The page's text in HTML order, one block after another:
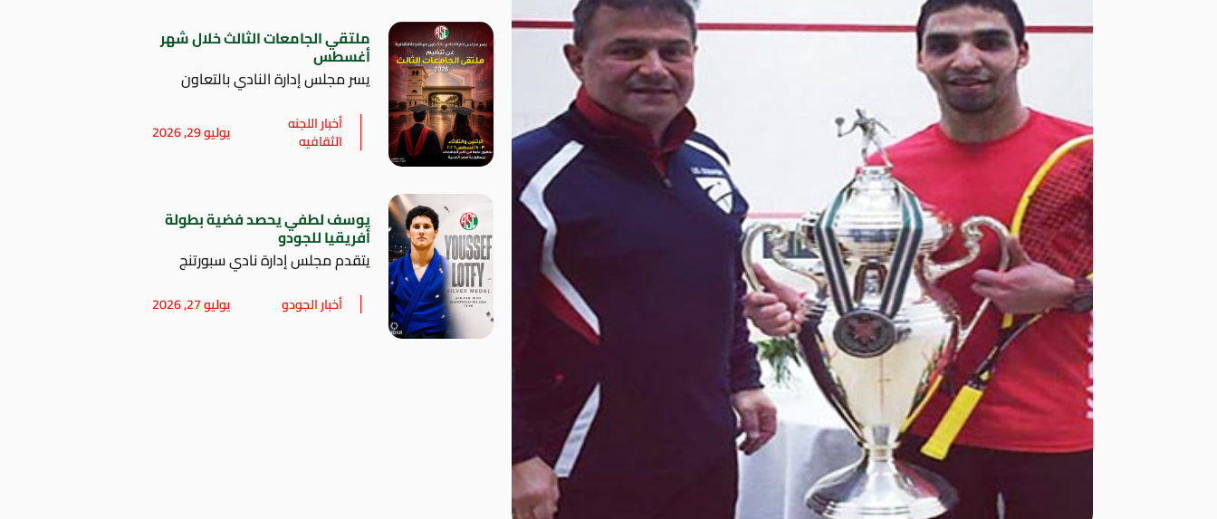
ملتقي الجامعات الثالث خلال شهر
أغسطس
يسر مجلس إدارة النادي بالتعاون
أخبار اللجنه
الثقافيه يوليو 29, 2026
يوسف لطفي يحصد فضية بطولة
أفريقيا للجودو
يتقدم مجلس إدارة نادي سبورتنج
أخبار الجودو يوليو 27, 2026